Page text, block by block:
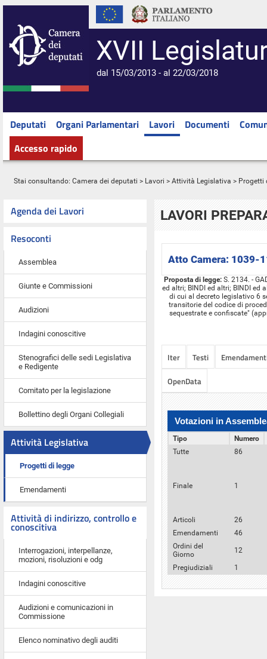
XVII
dal 15/03/2013 - al 22/03/2018
Deputati Organi Parlamentari Lavori Documenti
Accesso rapido
Stai consultando: Camera dei deputati > Lavori > Attività Legislativa > Progetti
Agenda dei Lavori
Resoconti
Assemblea
Giunte e Commissioni
Audizioni
Indagini conoscitive
Stenografici delle sedi Legislativa
e Redigente
Comitato per la legislazione
Bollettino degli Organi Collegiali
Attività Legislativa
Progetti di legge
Emendamenti
Attività di indirizzo, controllo e
conoscitiva
Interrogazioni, interpellanze,
mozioni, risoluzioni e odg
Indagini conoscitive
Audizioni e comunicazioni in
Commissione
Elenco nominativo degli auditi
LAVORI
Atto Camera: 1039-
Proposta di legge:S. 2134. -
ed altri; BINDI ed altri; BINDI ed
di cui al decreto legislativo 6
transitorie del codice di
sequestrate e confiscate"
Iter Testi
OpenData
Votazioni in
Tipo
Numero
Tutte
86
Finale 1
Articoli
26
Emendamenti
46
Ordini del
Giorno
12
Pregiudiziali 1